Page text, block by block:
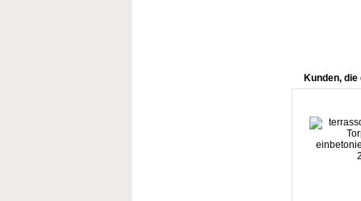
Kunden,